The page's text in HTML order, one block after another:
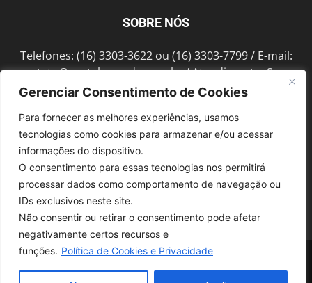
Gerenciar Consentimento de Cookies
Para fornecer as melhores experiências, usamos
tecnologias como cookies para armazenar e/ou acessar
informações do dispositivo.
O consentimento para essas tecnologias nos permitirá
processar dados como comportamento de navegação ou
IDs exclusivos neste site.
Não consentir ou retirar o consentimento pode afetar
negativamente certos recursos e
funções. Política de Cookies e Privacidade
SOBRE NÓS
Telefones: (16) 3303-3622 ou (16) 3303-7799 / E-mail:
contato@portalmorada.com.br/ Atendimento: Seg a
Sex das 8h às 18h / Endereço: Av. Bento de Abreu, 889
SIGA-NOS
© 1997-2022, GRUPO ROBERTO MONTORO É proibida a reprodução do
conteúdo em qualquer meio de comunicação, eletrônico ou impresso,